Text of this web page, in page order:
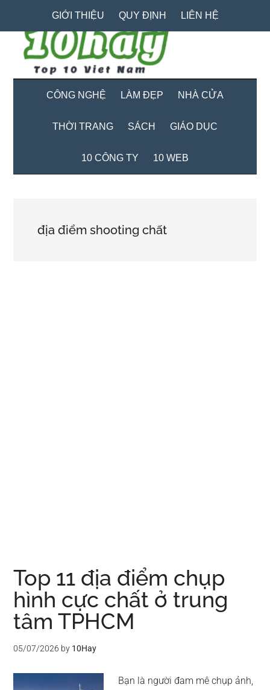
content
secondary
menu
primary
sidebar
GIỚI THIỆU QUY ĐỊNH LIÊN HỆ
CÔNG NGHỆ LÀM ĐẸP NHÀ CỬA
THỜI TRANG SÁCH GIÁO DỤC
10 CÔNG TY 10 WEB
địa điểm shooting chất
Top 11 địa điểm chụp
hình cực chất ở trung
tâm TPHCM
05/07/2026 by 10Hay
Bạn là người đam mê chụp ảnh,